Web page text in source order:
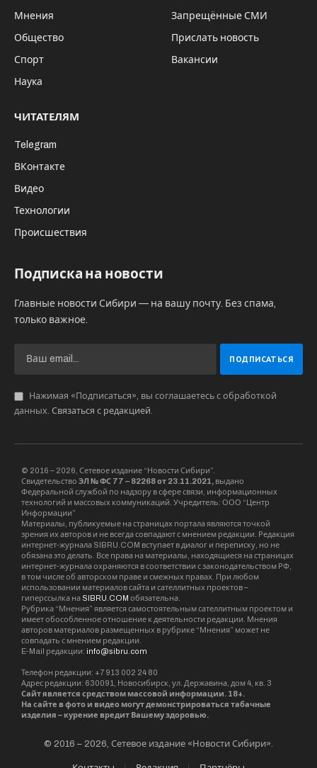
Мнения
Общество
Спорт
Наука
Запрещённые СМИ
Прислать новость
Вакансии
ЧИТАТЕЛЯМ
Telegram
ВКонтакте
Видео
Технологии
Происшествия
Подписка на новости
Главные новости Сибири — на вашу почту. Без спама,
только важное.
Нажимая «Подписаться», вы соглашаетесь с обработкой
данных. Связаться с редакцией
© 2016 – 2026, Сетевое издание “Новости Сибири”.
Свидетельство ЭЛ № ФС 77 – 82268 от 23.11.2021, выдано
Федеральной службой по надзору в сфере связи, информационных
технологий и массовых коммуникаций. Учредитель: ООО “Центр
Информации”
Материалы, публикуемые на страницах портала являются точкой
зрения их авторов и не всегда совпадают с мнением редакции. Редакция
интернет-журнала SIBRU.COM вступает в диалог и переписку, но не
обязана это делать. Все права на материалы, находящиеся на страницах
интернет-журнала охраняются в соответствии с законодательством РФ,
в том числе об авторском праве и смежных правах. При любом
использовании материалов сайта и сателлитных проектов –
гиперссылка на SIBRU.COM обязательна.
Рубрика “Мнения” является самостоятельным сателлитным проектом и
имеет обособленное отношение к деятельности редакции. Мнения
авторов материалов размещенных в рубрике “Мнения” может не
совпадать с мнением редакции.
E-Mail редакции: info@sibru.com
Телефон редакции: +7 913 002 24 80
Адрес редакции: 630091, Новосибирск, ул. Державина, дом 4, кв. 3
Сайт является средством массовой информации. 18+.
На сайте в фото и видео могут демонстрироваться табачные
изделия – курение вредит Вашему здоровью.
© 2016 – 2026, Сетевое издание «Новости Сибири».